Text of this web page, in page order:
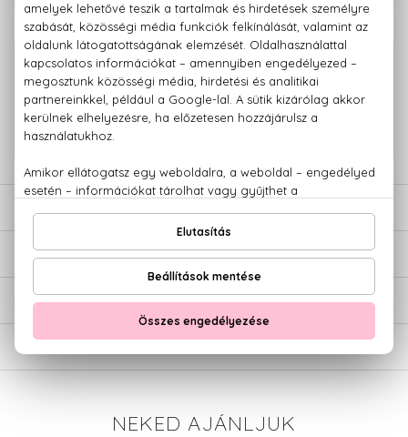
KAPCSOLÓDÓ TERMÉKEK
100% eredeti termékek,14 napos visszaküldési garanciával
Kérdésed van, elakadtál? Hívd ügyfélszolgálatunkat: +36 20
779 1926
ÉRTÉKELÉSEK (0)
SZÁLLÍTÁS
NEKED AJÁNLJUK